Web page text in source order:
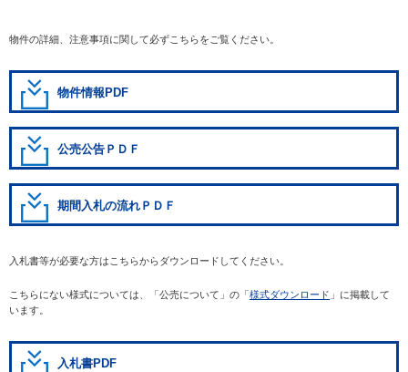
物件の詳細、注意事項に関して必ずこちらをご覧ください。
物件情報PDF
公売公告ＰＤＦ
期間入札の流れＰＤＦ
入札書等が必要な方はこちらからダウンロードしてください。
こちらにない様式については、「公売について」の「様式ダウンロード 」に掲載して
います。
入札書PDF